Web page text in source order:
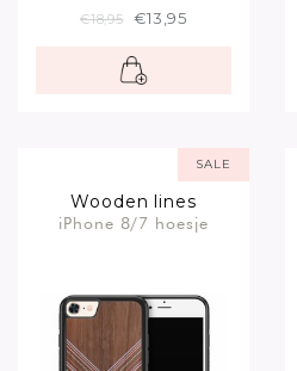
€18,95 €13,95
SALE
Wooden lines
iPhone 8/7 hoesje